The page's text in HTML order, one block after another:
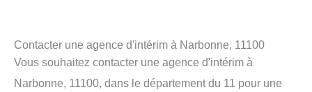
Contacter une agence d'intérim à Narbonne, 11100
Vous souhaitez contacter une agence d'intérim à
Narbonne, 11100, dans le département du 11 pour une